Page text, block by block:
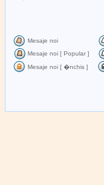
Mesaje noi
Mesaje noi [ Popular ]
Mesaje noi [ �nchis ]